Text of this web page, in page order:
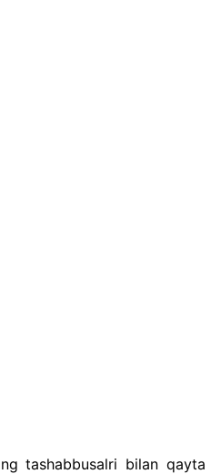
tashabbusalri bilan qayta